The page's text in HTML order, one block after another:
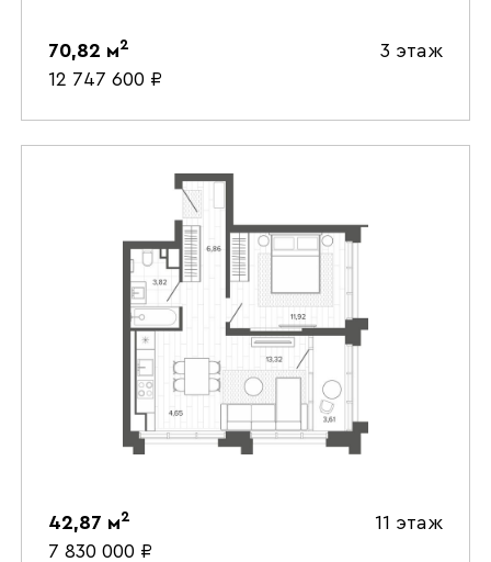
70,82 м2
3 этаж
12 747 600 ₽
42,87 м2
11 этаж
7 830 000 ₽